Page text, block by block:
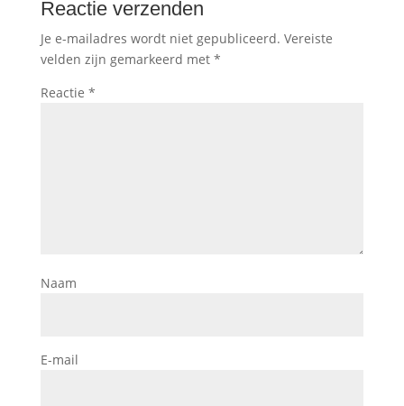
Reactie verzenden
Je e-mailadres wordt niet gepubliceerd. Vereiste
velden zijn gemarkeerd met *
Reactie *
Naam
E-mail